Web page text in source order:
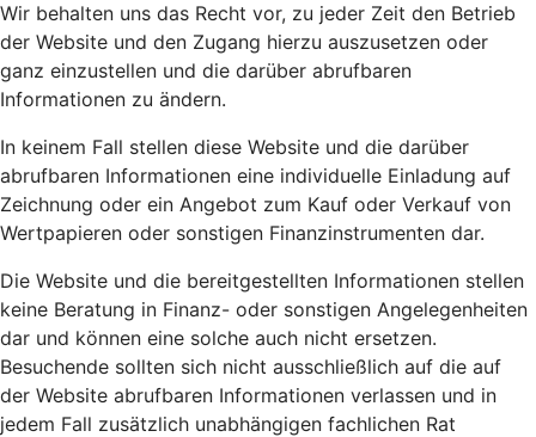
Wir behalten uns das Recht vor, zu jeder Zeit den Betrieb
der Website und den Zugang hierzu auszusetzen oder
ganz einzustellen und die darüber abrufbaren
Informationen zu ändern.
In keinem Fall stellen diese Website und die darüber
abrufbaren Informationen eine individuelle Einladung auf
Zeichnung oder ein Angebot zum Kauf oder Verkauf von
Wertpapieren oder sonstigen Finanzinstrumenten dar.
Die Website und die bereitgestellten Informationen stellen
keine Beratung in Finanz- oder sonstigen Angelegenheiten
dar und können eine solche auch nicht ersetzen.
Besuchende sollten sich nicht ausschließlich auf die auf
der Website abrufbaren Informationen verlassen und in
jedem Fall zusätzlich unabhängigen fachlichen Rat